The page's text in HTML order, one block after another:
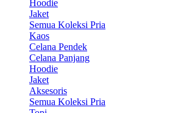
Hoodie
Jaket
Semua Koleksi Pria
Kaos
Celana Pendek
Celana Panjang
Hoodie
Jaket
Aksesoris
Semua Koleksi Pria